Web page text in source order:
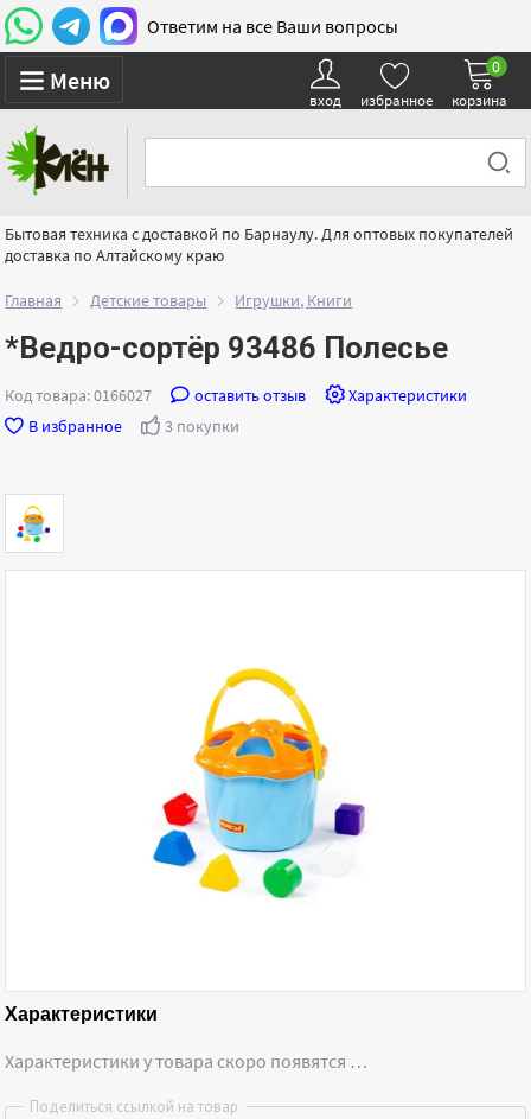
Ответим на все Ваши вопросы
Меню
вход избранное корзина
0
Бытовая техника с доставкой по Барнаулу. Для оптовых покупателей
доставка по Алтайскому краю
Главная Детские товары Игрушки, Книги
*Ведро-сортёр 93486 Полесье
Код товара: 0166027 оставить отзыв
Характеристики
В избранное
3 покупки
Характеристики
Характеристики у товара скоро появятся …
Поделиться ссылкой на товар